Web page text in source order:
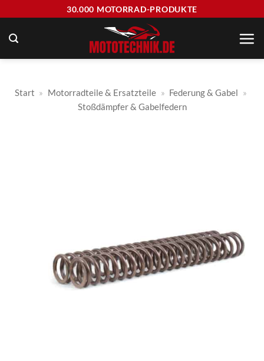
springen
30.000 MOTORRAD-PRODUKTE
Start » Motorradteile & Ersatzteile » Federung & Gabel »
Stoßdämpfer & Gabelfedern